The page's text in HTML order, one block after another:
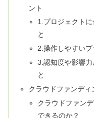
ント
1.プロジェクト
と
2.操作しやすい
3.認知度や影響
と
クラウドファンデ
クラウドファン
できるのか？